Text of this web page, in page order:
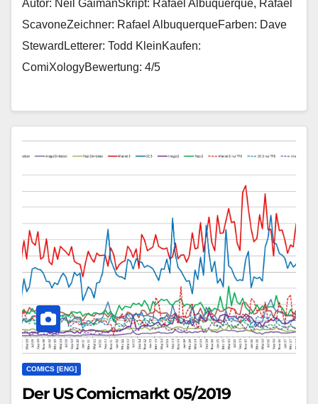
Autor: Neil GaimanSkript: Rafael Albuquerque, Rafael
ScavoneZeichner: Rafael AlbuquerqueFarben: Dave
StewardLetterer: Todd KleinKaufen:
ComiXologyBewertung: 4/5
COMICS [ENG]
Der US Comicmarkt 05/2019